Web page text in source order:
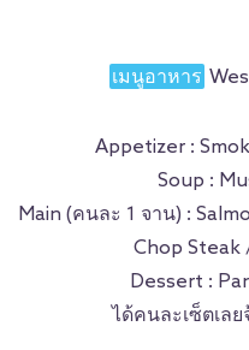
เมนูอาหาร
Appetizer :
Soup :
Main (คนละ 1 จาน) :
Chop Steak
Dessert :
ได้คนละเซ็ตเล